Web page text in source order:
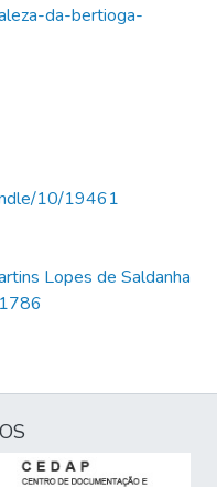
da-bertioga-
10/19461
Lopes de Saldanha